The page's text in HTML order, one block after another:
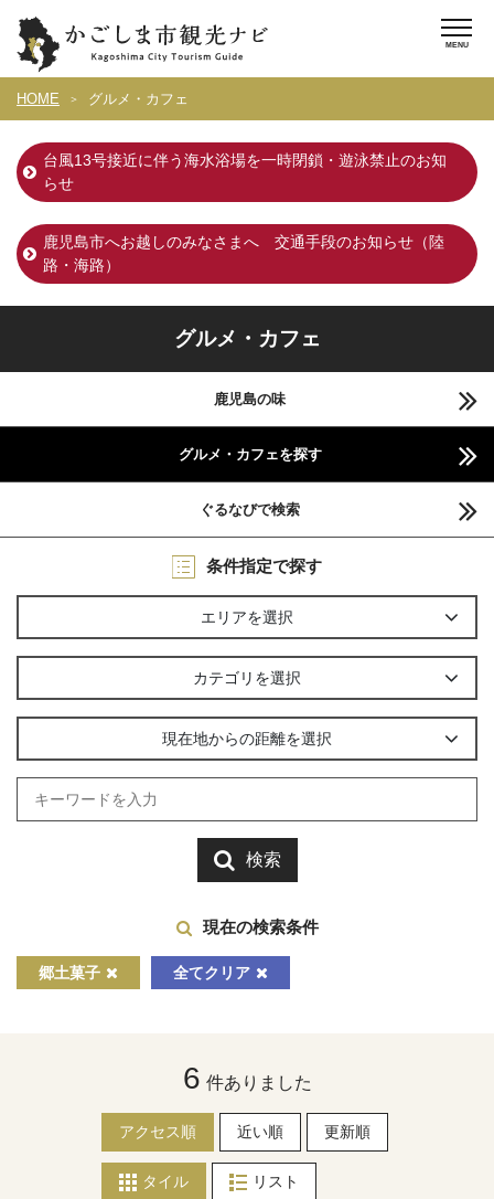
HOME グルメ・カフェ
台風13号接近に伴う海水浴場を一時閉鎖・遊泳禁止のお知
らせ
鹿児島市へお越しのみなさまへ 交通手段のお知らせ（陸
路・海路）
グルメ・カフェ
鹿児島の味
グルメ・カフェを探す
ぐるなびで検索
条件指定で探す
エリアを選択
カテゴリを選択
現在地からの距離を選択
検索
現在の検索条件
郷土菓子 全てクリア
6 件ありました
アクセス順 近い順 更新順
タイル リスト